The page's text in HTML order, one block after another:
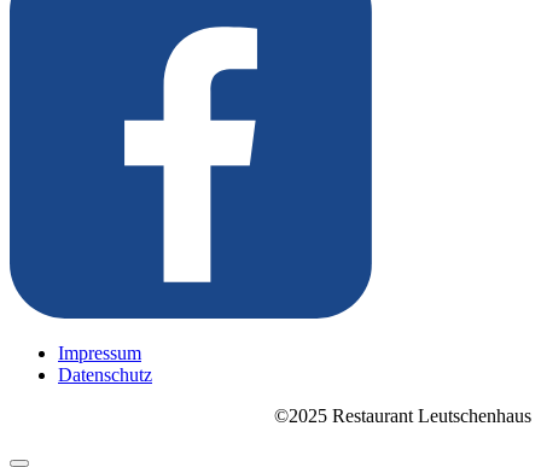
Impressum
Datenschutz
©2025 Restaurant Leutschenhaus